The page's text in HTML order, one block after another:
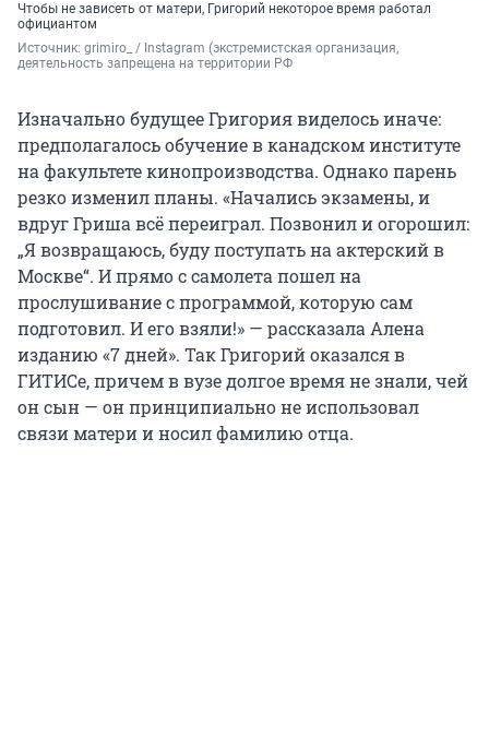
Чтобы не зависеть от матери, Григорий некоторое время работал
официантом
Источник: grimiro_ / Instagram (экстремистская организация,
деятельность запрещена на территории РФ
Изначально будущее Григория виделось иначе:
предполагалось обучение в канадском институте
на факультете кинопроизводства. Однако парень
резко изменил планы. «Начались экзамены, и
вдруг Гриша всё переиграл. Позвонил и огорошил:
„Я возвращаюсь, буду поступать на актерский в
Москве“. И прямо с самолета пошел на
прослушивание с программой, которую сам
подготовил. И его взяли!» — рассказала Алена
изданию «7 дней». Так Григорий оказался в
ГИТИСе, причем в вузе долгое время не знали, чей
он сын — он принципиально не использовал
связи матери и носил фамилию отца.